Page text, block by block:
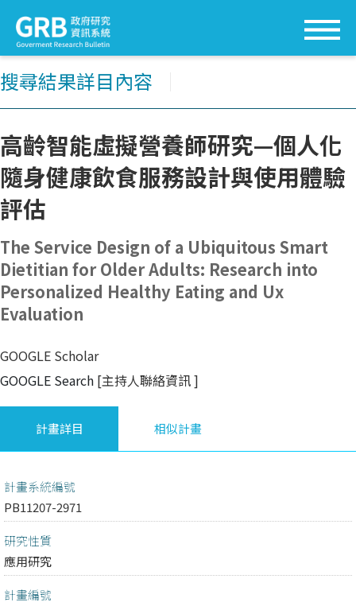
搜尋結果詳目內容
高齡智能虛擬營養師研究—個人化
隨身健康飲食服務設計與使用體驗
評估
The Service Design of a Ubiquitous Smart
Dietitian for Older Adults: Research into
Personalized Healthy Eating and Ux
Evaluation
GOOGLE Scholar
GOOGLE Search [主持人聯絡資訊]
計畫詳目 相似計畫
計畫系統編號
PB11207-2971
研究性質
應用研究
計畫編號